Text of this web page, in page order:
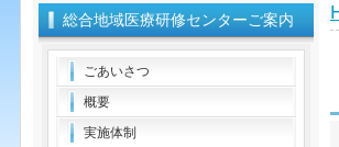
総合地域医療研修センターご案内
ごあいさつ
概要
実施体制